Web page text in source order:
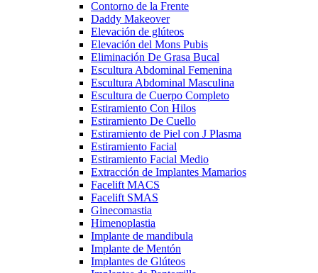
Contorno de la Frente
Daddy Makeover
Elevación de glúteos
Elevación del Mons Pubis
Eliminación De Grasa Bucal
Escultura Abdominal Femenina
Escultura Abdominal Masculina
Escultura de Cuerpo Completo
Estiramiento Con Hilos
Estiramiento De Cuello
Estiramiento de Piel con J Plasma
Estiramiento Facial
Estiramiento Facial Medio
Extracción de Implantes Mamarios
Facelift MACS
Facelift SMAS
Ginecomastia
Himenoplastia
Implante de mandibula
Implante de Mentón
Implantes de Glúteos